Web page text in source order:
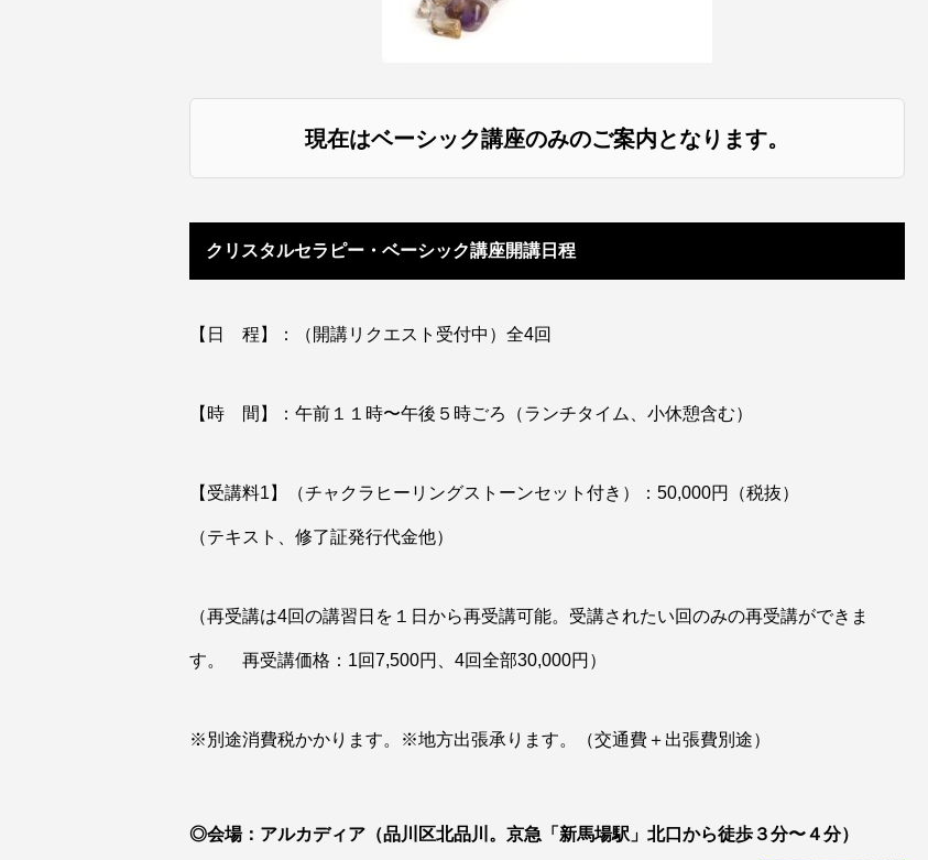
現在はベーシック講座のみのご案内となります。
クリスタルセラピー・ベーシック講座開講日程
【日 程】：（開講リクエスト受付中）全4回
【時 間】：午前１１時〜午後５時ごろ（ランチタイム、小休憩含む）
【受講料1】（チャクラヒーリングストーンセット付き）：50,000円（税抜）
（テキスト、修了証発行代金他）
（再受講は4回の講習日を１日から再受講可能。受講されたい回のみの再受講ができま
す。 再受講価格：1回7,500円、4回全部30,000円）
※別途消費税かかります。 ※地方出張承ります。（交通費＋出張費別途）
◎会場：アルカディア（品川区北品川。京急「新馬場駅」北口から徒歩３分〜４分）